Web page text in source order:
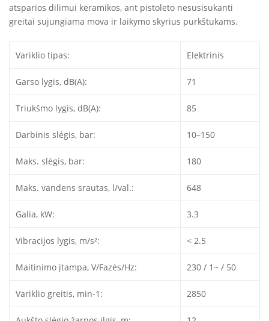
atsparios dilimui keramikos, ant pistoleto nesusisukanti
greitai sujungiama mova ir laikymo skyrius purkštukams.
Variklio tipas: Elektrinis
Garso lygis, dB(A): 71
Triukšmo lygis, dB(A): 85
Darbinis slėgis, bar: 10–150
Maks. slėgis, bar: 180
Maks. vandens srautas, l/val.: 648
Galia, kW: 3.3
Vibracijos lygis, m/s²: < 2.5
Maitinimo įtampa, V/Fazės/Hz: 230 / 1~ / 50
Variklio greitis, min-1: 2850